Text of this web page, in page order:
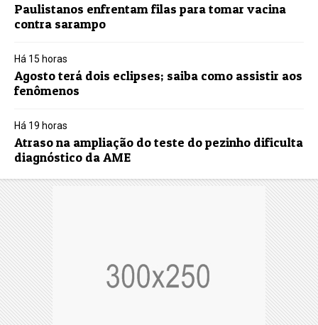
Paulistanos enfrentam filas para tomar vacina
contra sarampo
Há 15 horas
Agosto terá dois eclipses; saiba como assistir aos
fenômenos
Há 19 horas
Atraso na ampliação do teste do pezinho dificulta
diagnóstico da AME